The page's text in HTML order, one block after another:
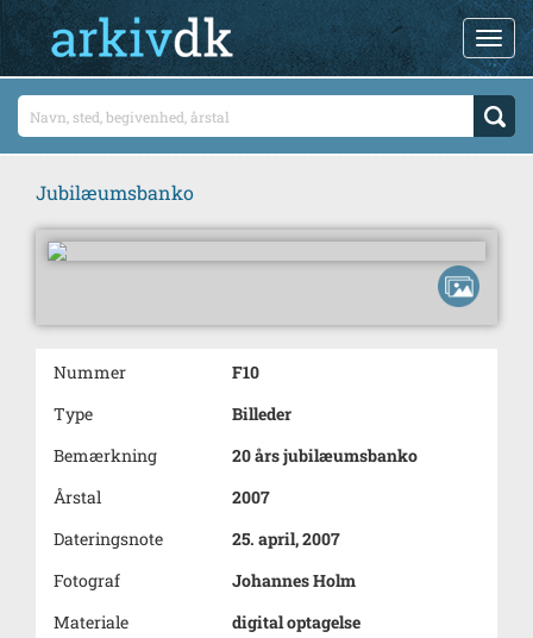
Jubilæumsbanko
Nummer
F10
Type
Billeder
Bemærkning
20 års jubilæumsbanko
Årstal
2007
Dateringsnote
25. april, 2007
Fotograf
Johannes Holm
Materiale
digital optagelse